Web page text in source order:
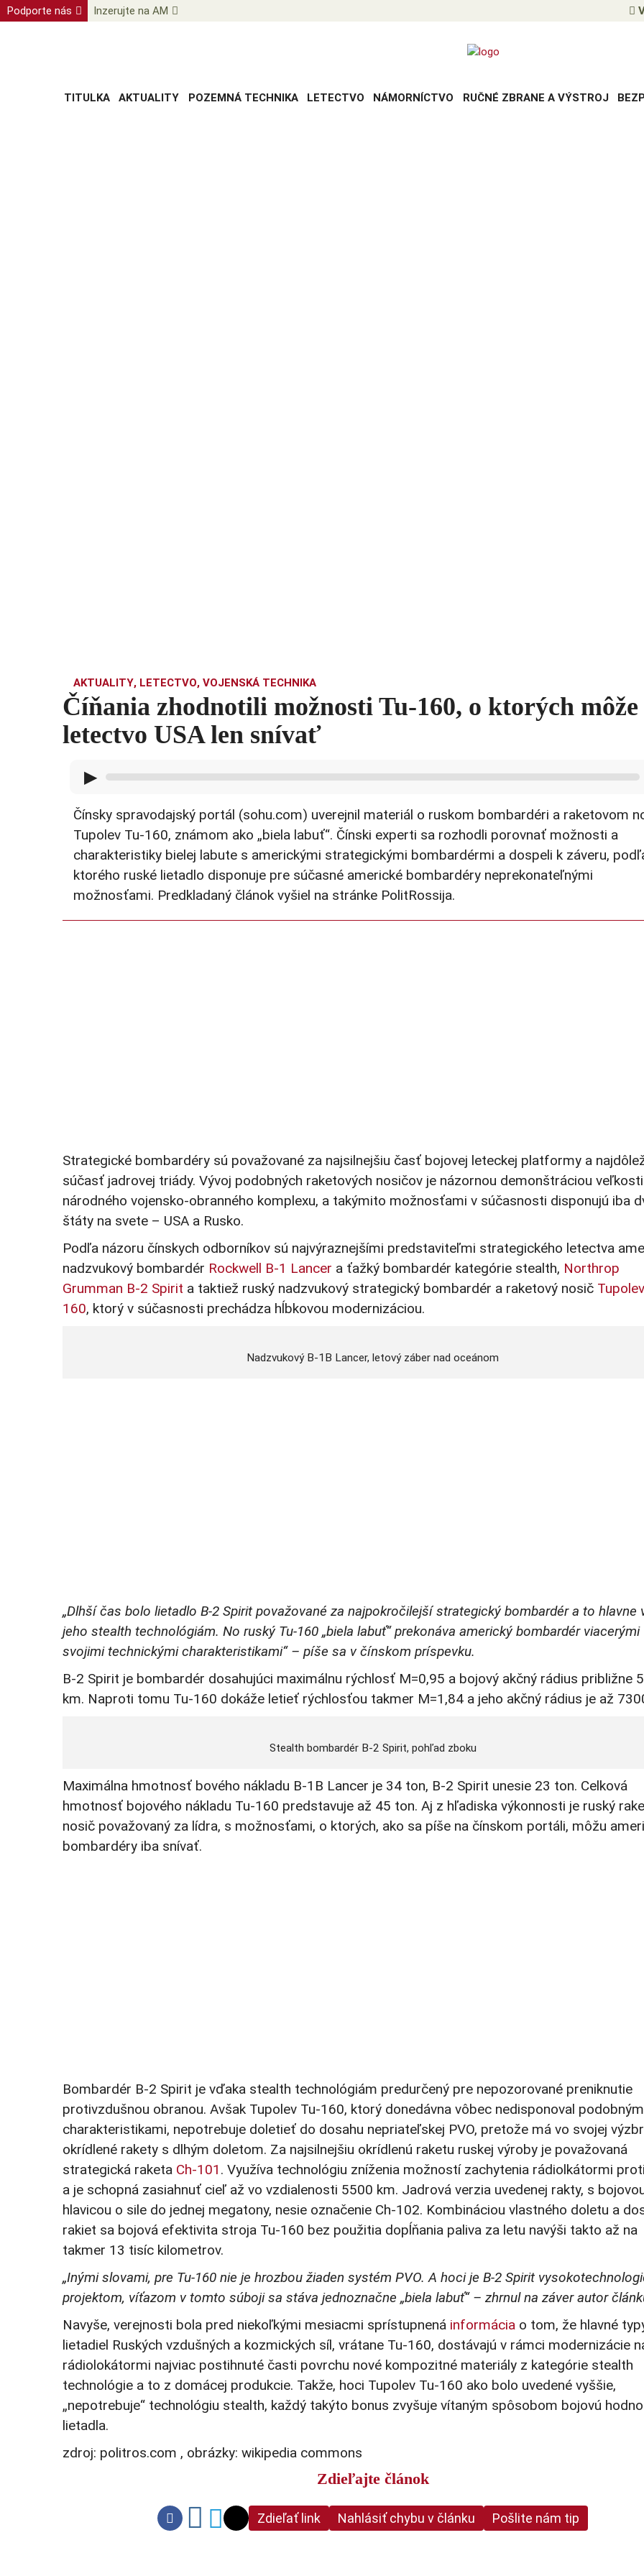
Podporte nás Inzerujte na AM
TITULKA AKTUALITY POZEMNÁ TECHNIKA LETECTVO NÁMORNÍCTVO RUČNÉ ZBRANE A VÝSTROJ
AKTUALITY, LETECTVO, VOJENSKÁ TECHNIKA
Číňania zhodnotili možnosti Tu-160, o ktorých môže
letectvo USA len snívať
▶
Čínsky spravodajský portál (sohu.com) uverejnil materiál o ruskom bombardéri a raketovom
Tupolev Tu-160, známom ako „biela labuť“. Čínski experti sa rozhodli porovnať možnosti a
charakteristiky bielej labute s americkými strategickými bombardérmi a dospeli k záveru,
ktorého ruské lietadlo disponuje pre súčasné americké bombardéry neprekonateľnými
možnosťami. Predkladaný článok vyšiel na stránke PolitRossija.
Strategické bombardéry sú považované za najsilnejšiu časť bojovej leteckej platformy a
súčasť jadrovej triády. Vývoj podobných raketových nosičov je názornou demonštráciou veľkosti
národného vojensko-obranného komplexu, a takýmito možnosťami v súčasnosti disponujú iba
štáty na svete – USA a Rusko.
Podľa názoru čínskych odborníkov sú najvýraznejšími predstaviteľmi strategického letectva
nadzvukový bombardér Rockwell B-1 Lancer a ťažký bombardér kategórie stealth, Northrop
Grumman B-2 Spirit a taktiež ruský nadzvukový strategický bombardér a raketový nosič
160, ktorý v súčasnosti prechádza hĺbkovou modernizáciou.
Nadzvukový B-1B Lancer, letový záber nad oceánom
„Dlhší čas bolo lietadlo B-2 Spirit považované za najpokročilejší strategický bombardér a to hlavne
jeho stealth technológiám. No ruský Tu-160 „biela labuť“ prekonáva americký bombardér viacerými
svojimi technickými charakteristikami“ – píše sa v čínskom príspevku.
B-2 Spirit je bombardér dosahujúci maximálnu rýchlosť M=0,95 a bojový akčný rádius približne
km. Naproti tomu Tu-160 dokáže letieť rýchlosťou takmer M=1,84 a jeho akčný rádius je až
Stealth bombardér B-2 Spirit, pohľad zboku
Maximálna hmotnosť bového nákladu B-1B Lancer je 34 ton, B-2 Spirit unesie 23 ton. Celková
hmotnosť bojového nákladu Tu-160 predstavuje až 45 ton. Aj z hľadiska výkonnosti je ruský
nosič považovaný za lídra, s možnosťami, o ktorých, ako sa píše na čínskom portáli, môžu
bombardéry iba snívať.
Bombardér B-2 Spirit je vďaka stealth technológiám predurčený pre nepozorované preniknutie
protivzdušnou obranou. Avšak Tupolev Tu-160, ktorý donedávna vôbec nedisponoval
charakteristikami, nepotrebuje doletieť do dosahu nepriateľskej PVO, pretože má vo svojej
okrídlené rakety s dlhým doletom. Za najsilnejšiu okrídlenú raketu ruskej výroby je považovaná
strategická raketa Ch-101 . Využíva technológiu zníženia možností zachytenia rádiolkátormi
a je schopná zasiahnuť cieľ až vo vzdialenosti 5500 km. Jadrová verzia uvedenej rakty, s
hlavicou o sile do jednej megatony, nesie označenie Ch-102. Kombináciou vlastného doletu a
rakiet sa bojová efektivita stroja Tu-160 bez použitia dopĺňania paliva za letu navýši takto až na
takmer 13 tisíc kilometrov.
„Inými slovami, pre Tu-160 nie je hrozbou žiaden systém PVO. A hoci je B-2 Spirit
projektom, víťazom v tomto súboji sa stáva jednoznačne „biela labuť“ – zhrnul na záver autor
Navyše, verejnosti bola pred niekoľkými mesiacmi sprístupnená informácia o tom, že hlavné
lietadiel Ruských vzdušných a kozmických síl, vrátane Tu-160, dostávajú v rámci modernizácie
rádiolokátormi najviac postihnuté časti povrchu nové kompozitné materiály z kategórie stealth
technológie a to z domácej produkcie. Takže, hoci Tupolev Tu-160 ako bolo uvedené vyššie,
„nepotrebuje“ technológiu stealth, každý takýto bonus zvyšuje vítaným spôsobom bojovú
lietadla.
zdroj: politros.com , obrázky: wikipedia commons
Zdieľajte článok
Zdieľať link Nahlásiť chybu v článku Pošlite nám tip